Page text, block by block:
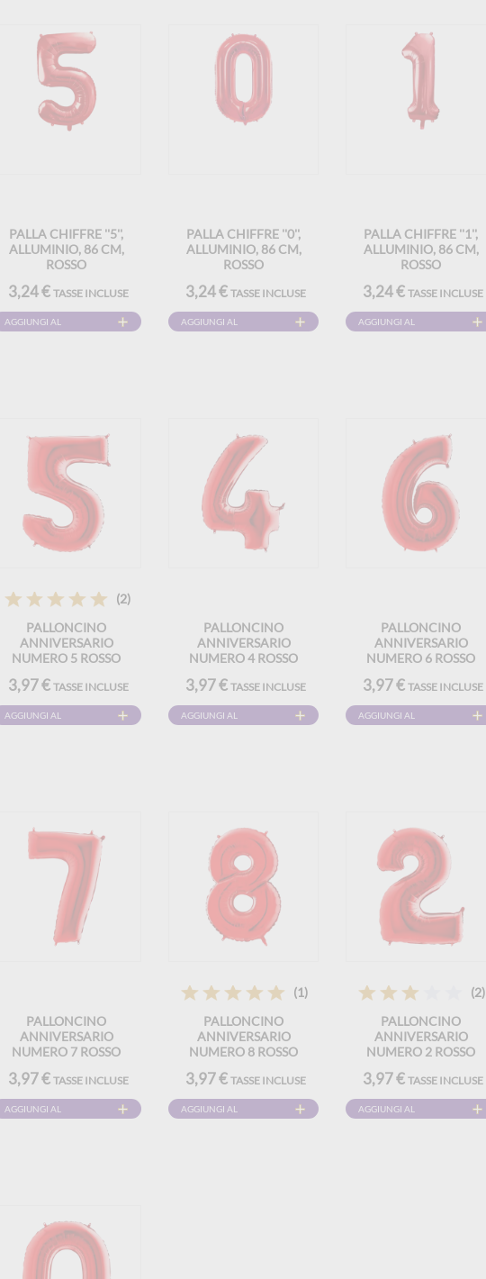
PALLA CHIFFRE ''5'',
ALLUMINIO, 86 CM,
ROSSO
3,24 €TASSE INCLUSE
AGGIUNGI AL
PALLA CHIFFRE ''0'',
ALLUMINIO, 86 CM,
ROSSO
3,24 €TASSE INCLUSE
AGGIUNGI AL
PALLA CHIFFRE ''1'',
ALLUMINIO, 86 CM,
ROSSO
3,24 €TASSE INCLUSE
AGGIUNGI AL
(2)
PALLONCINO
ANNIVERSARIO
NUMERO 5 ROSSO
3,97 €TASSE INCLUSE
AGGIUNGI AL
PALLONCINO
ANNIVERSARIO
NUMERO 4 ROSSO
3,97 €TASSE INCLUSE
AGGIUNGI AL
PALLONCINO
ANNIVERSARIO
NUMERO 6 ROSSO
3,97 €TASSE INCLUSE
AGGIUNGI AL
PALLONCINO
ANNIVERSARIO
NUMERO 7 ROSSO
3,97 €TASSE INCLUSE
AGGIUNGI AL
(1)
PALLONCINO
ANNIVERSARIO
NUMERO 8 ROSSO
3,97 €TASSE INCLUSE
AGGIUNGI AL
(2)
PALLONCINO
ANNIVERSARIO
NUMERO 2 ROSSO
3,97 €TASSE INCLUSE
AGGIUNGI AL